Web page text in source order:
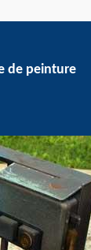
de peinture